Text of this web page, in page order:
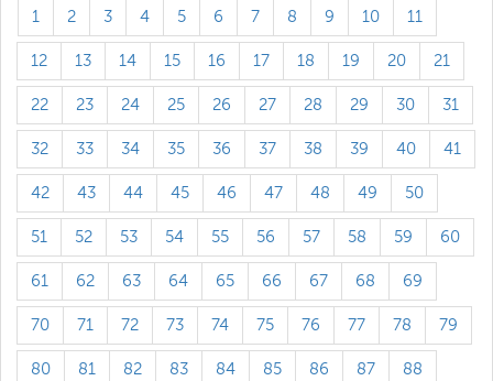
1 2 3 4 5 6 7 8 9 10 11
12 13 14 15 16 17 18 19 20 21
22 23 24 25 26 27 28 29 30 31
32 33 34 35 36 37 38 39 40 41
42 43 44 45 46 47 48 49 50
51 52 53 54 55 56 57 58 59 60
61 62 63 64 65 66 67 68 69
70 71 72 73 74 75 76 77 78 79
80 81 82 83 84 85 86 87 88